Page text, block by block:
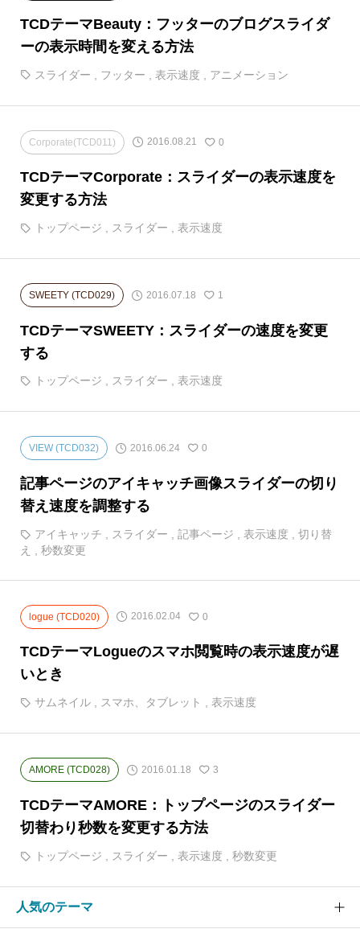
TCDテーマBeauty：フッターのブログスライダ
ーの表示時間を変える方法
スライダー フッター 表示速度 アニメーション
Corporate(TCD011) 2016.08.21 0
TCDテーマCorporate：スライダーの表示速度を
変更する方法
トップページ スライダー 表示速度
SWEETY (TCD029) 2016.07.18 1
TCDテーマSWEETY：スライダーの速度を変更
する
トップページ , スライダー , 表示速度
VIEW (TCD032) 2016.06.24 0
記事ページのアイキャッチ画像スライダーの切り
替え速度を調整する
アイキャッチ スライダー 記事ページ 表示速度
切り替
え
秒数変更
logue (TCD020) 2016.02.04 0
TCDテーマLogueのスマホ閲覧時の表示速度が遅
いとき
サムネイル , スマホ、タブレット , 表示速度
AMORE (TCD028) 2016.01.18 3
TCDテーマAMORE：トップページのスライダー
切替わり秒数を変更する方法
トップページ スライダー 表示速度 秒数変更
人気のテーマ